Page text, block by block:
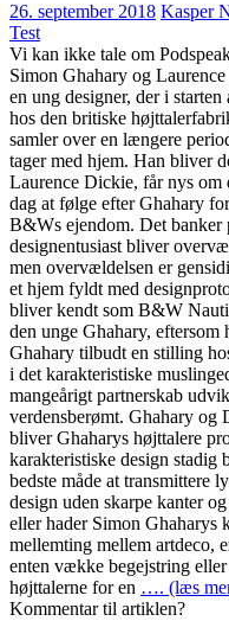
26. september 2018 Kasper
Test
Vi kan ikke tale om
Simon Ghahary og
en ung designer, der i
hos den britiske
samler over en længere
tager med hjem. Han bliver
Laurence Dickie, får nys
dag at følge efter Ghahary
B&Ws ejendom. Det banker
designentusiast bliver
men overvældelsen er
et hjem fyldt med
bliver kendt som B&W
den unge Ghahary,
Ghahary tilbudt en stilling
i det karakteristiske
mangeårigt partnerskab
verdensberømt. Ghahary og
bliver Ghaharys højttalere
karakteristiske design stadig
bedste måde at transmittere
design uden skarpe kanter
eller hader Simon Ghaharys
mellemting mellem artdeco,
enten vække begejstring
højttalerne for en …. (læs
Kommentar til artiklen?